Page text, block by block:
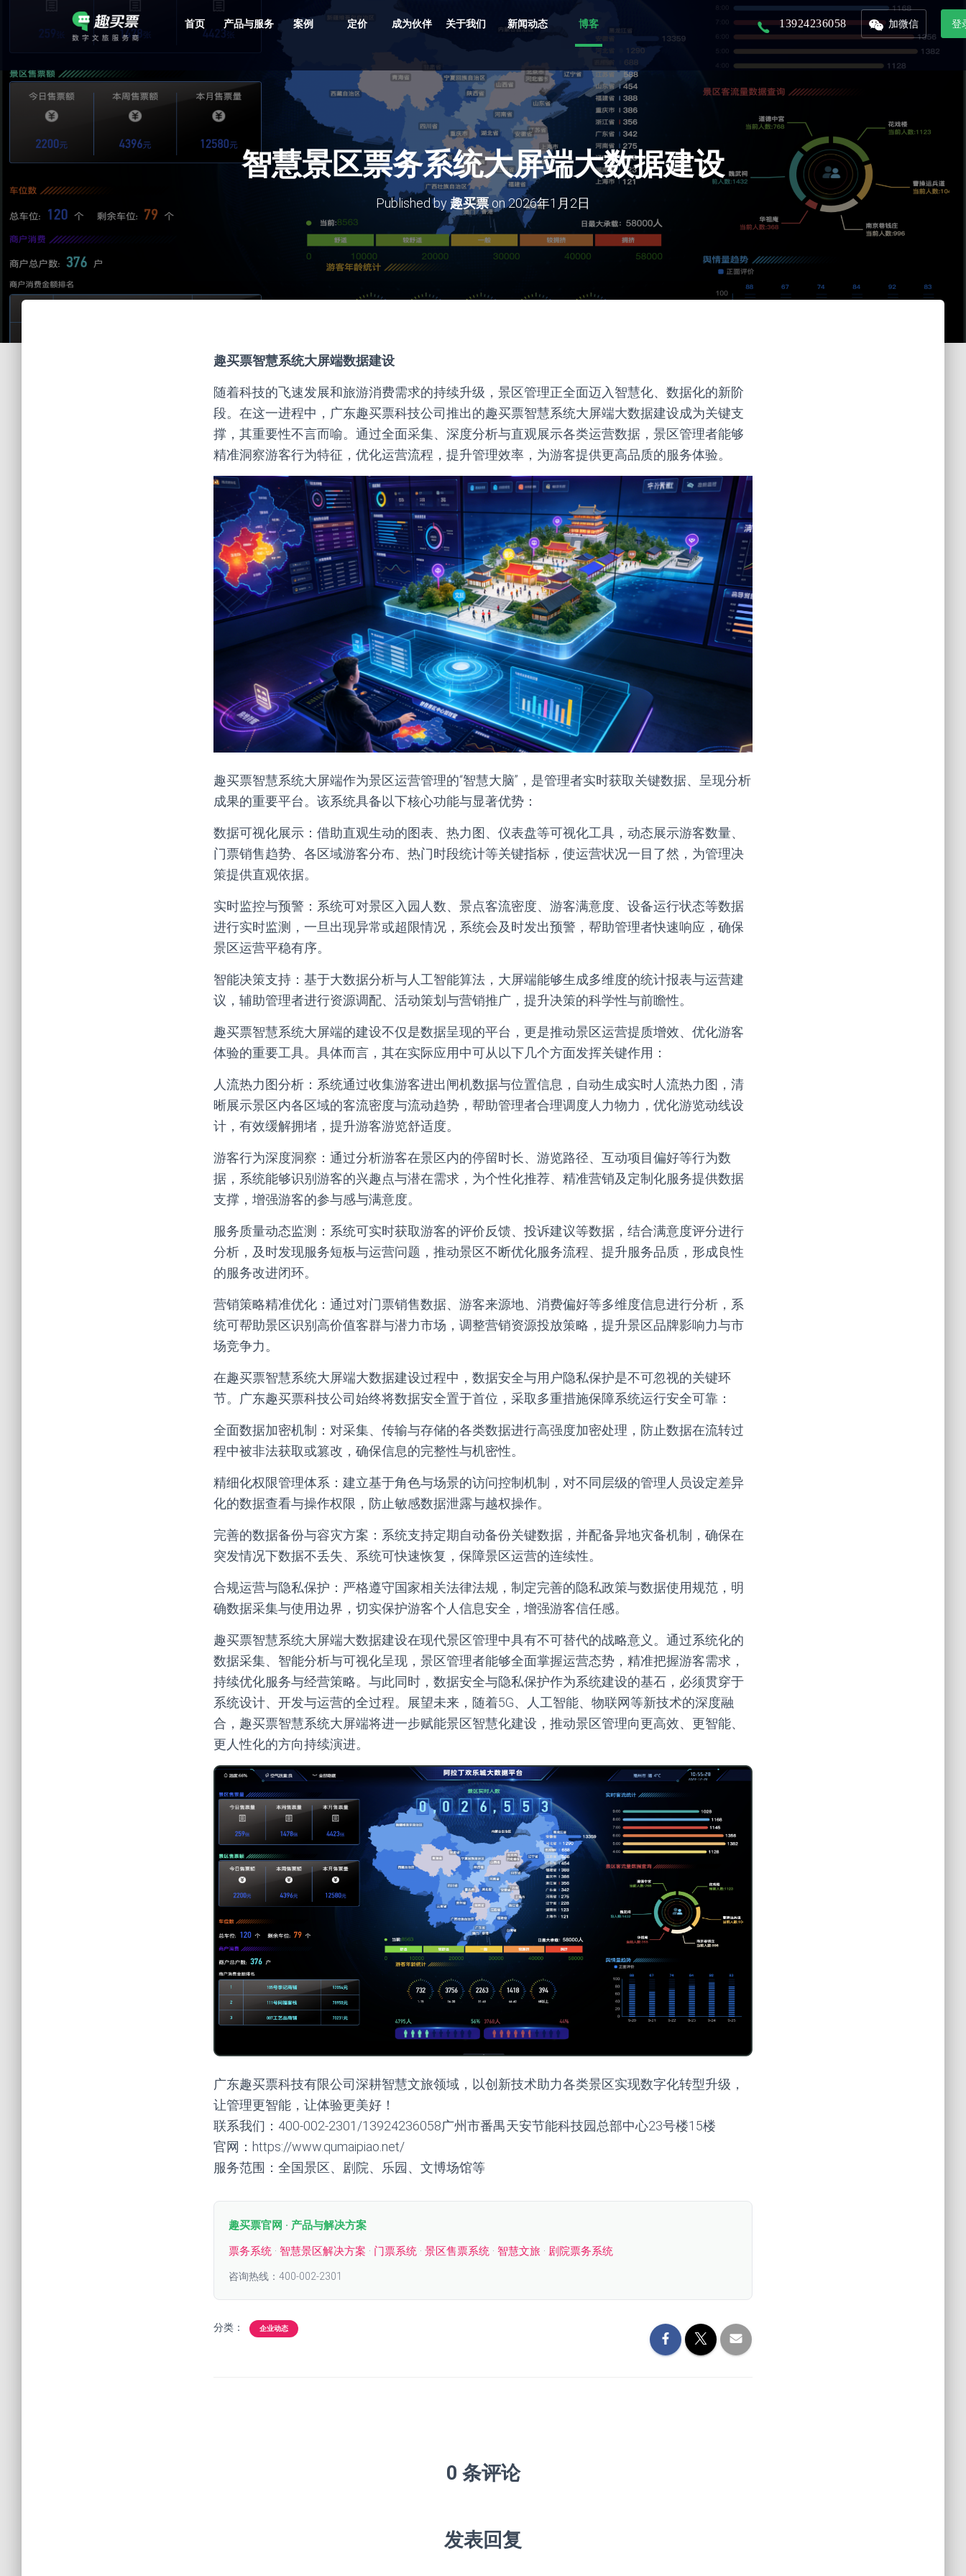
首页 产品与服务 案例 定价 成为伙伴 关于我们 新闻动态 博客 13924236058 加微信 登
智慧景区票务系统大屏端大数据建设
Published by 趣买票 on 2026年1月2日
趣买票智慧系统大屏端数据建设
随着科技的飞速发展和旅游消费需求的持续升级，景区管理正全面迈入智慧化、数据化的新阶
段。在这一进程中，广东趣买票科技公司推出的趣买票智慧系统大屏端大数据建设成为关键支
撑，其重要性不言而喻。通过全面采集、深度分析与直观展示各类运营数据，景区管理者能够
精准洞察游客行为特征，优化运营流程，提升管理效率，为游客提供更高品质的服务体验。
趣买票智慧系统大屏端作为景区运营管理的“智慧大脑”，是管理者实时获取关键数据、呈现分析
成果的重要平台。该系统具备以下核心功能与显著优势：
数据可视化展示：借助直观生动的图表、热力图、仪表盘等可视化工具，动态展示游客数量、
门票销售趋势、各区域游客分布、热门时段统计等关键指标，使运营状况一目了然，为管理决
策提供直观依据。
实时监控与预警：系统可对景区入园人数、景点客流密度、游客满意度、设备运行状态等数据
进行实时监测，一旦出现异常或超限情况，系统会及时发出预警，帮助管理者快速响应，确保
景区运营平稳有序。
智能决策支持：基于大数据分析与人工智能算法，大屏端能够生成多维度的统计报表与运营建
议，辅助管理者进行资源调配、活动策划与营销推广，提升决策的科学性与前瞻性。
趣买票智慧系统大屏端的建设不仅是数据呈现的平台，更是推动景区运营提质增效、优化游客
体验的重要工具。具体而言，其在实际应用中可从以下几个方面发挥关键作用：
人流热力图分析：系统通过收集游客进出闸机数据与位置信息，自动生成实时人流热力图，清
晰展示景区内各区域的客流密度与流动趋势，帮助管理者合理调度人力物力，优化游览动线设
计，有效缓解拥堵，提升游客游览舒适度。
游客行为深度洞察：通过分析游客在景区内的停留时长、游览路径、互动项目偏好等行为数
据，系统能够识别游客的兴趣点与潜在需求，为个性化推荐、精准营销及定制化服务提供数据
支撑，增强游客的参与感与满意度。
服务质量动态监测：系统可实时获取游客的评价反馈、投诉建议等数据，结合满意度评分进行
分析，及时发现服务短板与运营问题，推动景区不断优化服务流程、提升服务品质，形成良性
的服务改进闭环。
营销策略精准优化：通过对门票销售数据、游客来源地、消费偏好等多维度信息进行分析，系
统可帮助景区识别高价值客群与潜力市场，调整营销资源投放策略，提升景区品牌影响力与市
场竞争力。
在趣买票智慧系统大屏端大数据建设过程中，数据安全与用户隐私保护是不可忽视的关键环
节。广东趣买票科技公司始终将数据安全置于首位，采取多重措施保障系统运行安全可靠：
全面数据加密机制：对采集、传输与存储的各类数据进行高强度加密处理，防止数据在流转过
程中被非法获取或篡改，确保信息的完整性与机密性。
精细化权限管理体系：建立基于角色与场景的访问控制机制，对不同层级的管理人员设定差异
化的数据查看与操作权限，防止敏感数据泄露与越权操作。
完善的数据备份与容灾方案：系统支持定期自动备份关键数据，并配备异地灾备机制，确保在
突发情况下数据不丢失、系统可快速恢复，保障景区运营的连续性。
合规运营与隐私保护：严格遵守国家相关法律法规，制定完善的隐私政策与数据使用规范，明
确数据采集与使用边界，切实保护游客个人信息安全，增强游客信任感。
趣买票智慧系统大屏端大数据建设在现代景区管理中具有不可替代的战略意义。通过系统化的
数据采集、智能分析与可视化呈现，景区管理者能够全面掌握运营态势，精准把握游客需求，
持续优化服务与经营策略。与此同时，数据安全与隐私保护作为系统建设的基石，必须贯穿于
系统设计、开发与运营的全过程。展望未来，随着5G、人工智能、物联网等新技术的深度融
合，趣买票智慧系统大屏端将进一步赋能景区智慧化建设，推动景区管理向更高效、更智能、
更人性化的方向持续演进。
广东趣买票科技有限公司深耕智慧文旅领域，以创新技术助力各类景区实现数字化转型升级，
让管理更智能，让体验更美好！
联系我们：400-002-2301/13924236058广州市番禺天安节能科技园总部中心23号楼15楼
官网：https://www.qumaipiao.net/
服务范围：全国景区、剧院、乐园、文博场馆等
趣买票官网 · 产品与解决方案
票务系统 · 智慧景区解决方案 · 门票系统 · 景区售票系统 · 智慧文旅 · 剧院票务系统
咨询热线：400-002-2301
分类： 企业动态
0 条评论
发表回复